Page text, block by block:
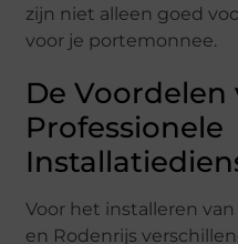
zijn niet alleen goed
voor je portemonnee.
De Voordelen
Professionele
Voor het installeren
en Rodenrijs